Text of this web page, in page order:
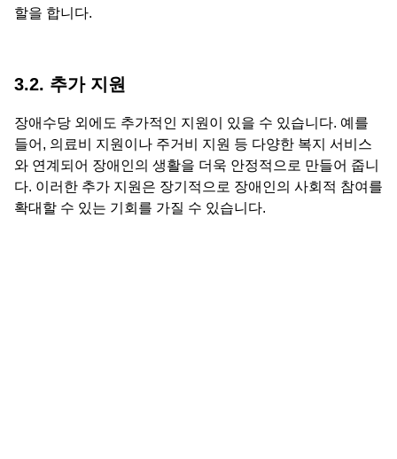
할을 합니다.
3.2. 추가 지원
장애수당 외에도 추가적인 지원이 있을 수 있습니다. 예를
들어, 의료비 지원이나 주거비 지원 등 다양한 복지 서비스
와 연계되어 장애인의 생활을 더욱 안정적으로 만들어 줍니
다. 이러한 추가 지원은 장기적으로 장애인의 사회적 참여를
확대할 수 있는 기회를 가질 수 있습니다.